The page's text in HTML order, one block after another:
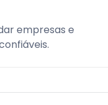
empresas e